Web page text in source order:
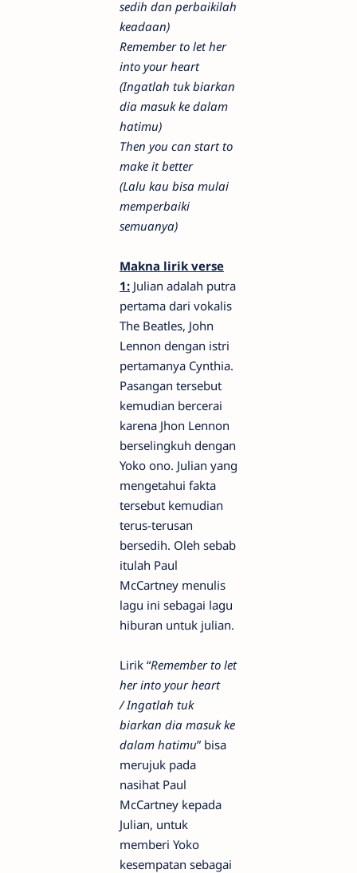
sedih dan perbaikilah
keadaan)
Remember to let her
into your heart
(Ingatlah tuk biarkan
dia masuk ke dalam
hatimu)
Then you can start to
make it better
(Lalu kau bisa mulai
memperbaiki
semuanya)
Makna lirik verse
1: Julian adalah putra
pertama dari vokalis
The Beatles, John
Lennon dengan istri
pertamanya Cynthia.
Pasangan tersebut
kemudian bercerai
karena Jhon Lennon
berselingkuh dengan
Yoko ono. Julian yang
mengetahui fakta
tersebut kemudian
terus-terusan
bersedih. Oleh sebab
itulah Paul
McCartney menulis
lagu ini sebagai lagu
hiburan untuk julian.
Lirik “Remember to let
her into your heart
/Ingatlah tuk
biarkan dia masuk ke
dalam hatimu” bisa
merujuk pada
nasihat Paul
McCartney kepada
Julian, untuk
memberi Yoko
kesempatan sebagai